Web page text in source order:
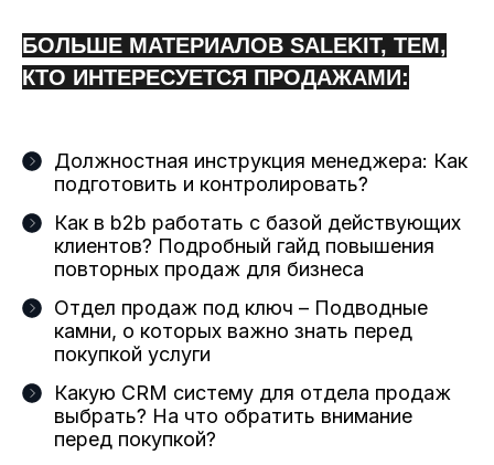
БОЛЬШЕ МАТЕРИАЛОВ SALEKIT, ТЕМ,
КТО ИНТЕРЕСУЕТСЯ ПРОДАЖАМИ:
Должностная инструкция менеджера: Как
подготовить и контролировать?
Как в b2b работать с базой действующих
клиентов? Подробный гайд повышения
повторных продаж для бизнеса
Отдел продаж под ключ – Подводные
камни, о которых важно знать перед
покупкой услуги
Какую CRM систему для отдела продаж
выбрать? На что обратить внимание
перед покупкой?